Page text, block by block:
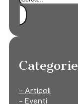
Categorie
- Articoli
- Eventi